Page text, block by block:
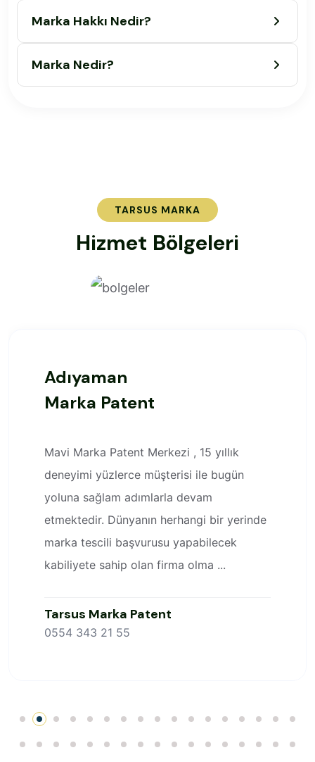
Marka Hakkı Nedir?
Marka Nedir?
TARSUS MARKA
Hizmet Bölgeleri
Adıyaman
Marka Patent
Mavi Marka Patent Merkezi , 15 yıllık
deneyimi yüzlerce müşterisi ile bugün
yoluna sağlam adımlarla devam
etmektedir. Dünyanın herhangi bir yerinde
marka tescili başvurusu yapabilecek
kabiliyete sahip olan firma olma ...
Tarsus Marka Patent
0554 343 21 55